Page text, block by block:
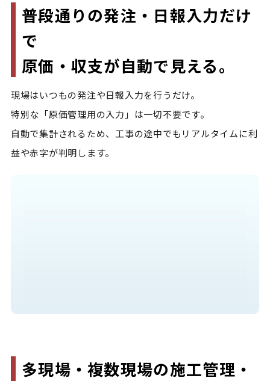
普段通りの発注・日報入力だけ
で
原価・収支が自動で見える。
現場はいつもの発注や日報入力を行うだけ。
特別な「原価管理用の入力」は一切不要です。
自動で集計されるため、工事の途中でもリアルタイムに利
益や赤字が判明します。
多現場・複数現場の施工管理・